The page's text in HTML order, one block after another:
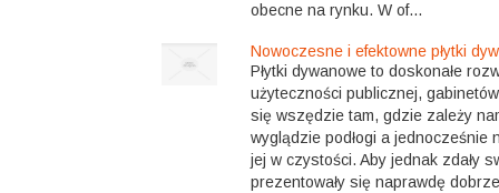
obecne na rynku. W of...
Nowoczesne i efektowne płytki
Płytki dywanowe to doskonałe
użyteczności publicznej,
się wszędzie tam, gdzie zależy
wyglądzie podłogi a jednocześnie
jej w czystości. Aby jednak zdały
prezentowały się naprawdę